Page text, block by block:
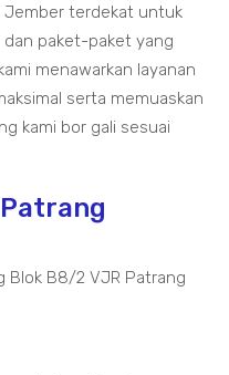
Jember terdekat untuk
dan paket-paket yang
menawarkan layanan
serta memuaskan
kami bor gali sesuai
Blok B8/2 VJR Patrang